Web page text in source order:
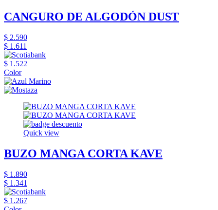
CANGURO DE ALGODÓN DUST
$ 2.590
$ 1.611
$ 1.522
Color
Quick view
BUZO MANGA CORTA KAVE
$ 1.890
$ 1.341
$ 1.267